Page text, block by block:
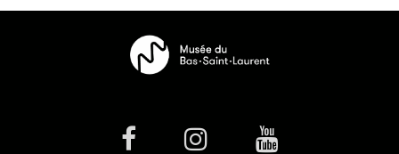
facebookInstagramYoutube